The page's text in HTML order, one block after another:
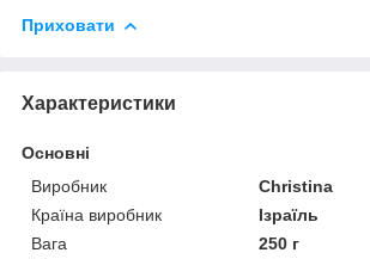
Приховати
Характеристики
Основні
Виробник
Christina
Країна виробник
Ізраїль
Вага
250 г